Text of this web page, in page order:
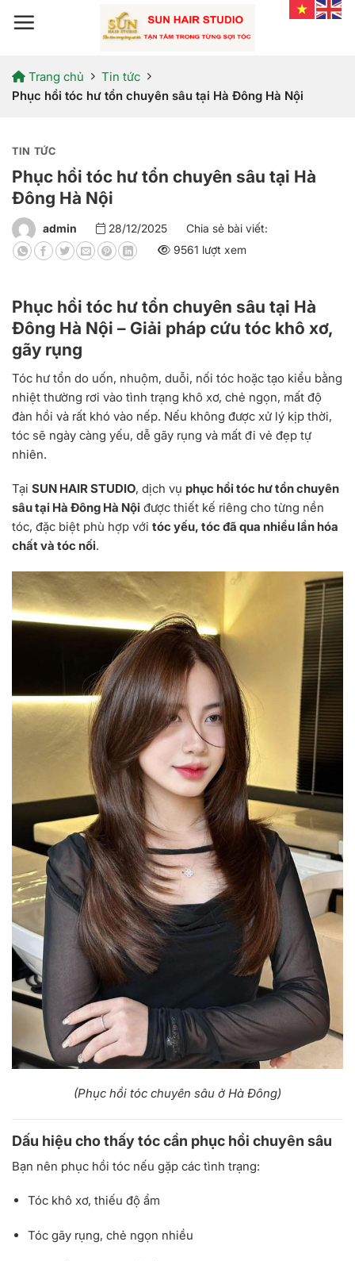
qua
Trang chủ
Tin tức
Phục hồi tóc hư tổn chuyên sâu tại Hà Đông Hà Nội
TIN TỨC
Phục hồi tóc hư tổn chuyên sâu tại Hà
Đông Hà Nội
admin 28/12/2025
Chia sẻ bài viết:
9561 lượt xem
Phục hồi tóc hư tổn chuyên sâu tại Hà
Đông Hà Nội – Giải pháp cứu tóc khô xơ,
gãy rụng
Tóc hư tổn do uốn, nhuộm, duỗi, nối tóc hoặc tạo kiểu bằng
nhiệt thường rơi vào tình trạng khô xơ, chẻ ngọn, mất độ
đàn hồi và rất khó vào nếp. Nếu không được xử lý kịp thời,
tóc sẽ ngày càng yếu, dễ gãy rụng và mất đi vẻ đẹp tự
nhiên.
Tại SUN HAIR STUDIO, dịch vụ phục hồi tóc hư tổn chuyên
sâu tại Hà Đông Hà Nội được thiết kế riêng cho từng nền
tóc, đặc biệt phù hợp với tóc yếu, tóc đã qua nhiều lần hóa
chất và tóc nối.
(Phục hồi tóc chuyên sâu ở Hà Đông)
Dấu hiệu cho thấy tóc cần phục hồi chuyên sâu
Bạn nên phục hồi tóc nếu gặp các tình trạng:
Tóc khô xơ, thiếu độ ẩm
Tóc gãy rụng, chẻ ngọn nhiều